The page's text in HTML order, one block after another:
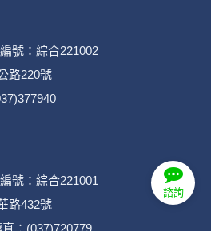
體帳號、網路平台申請之帳
可辨識資料本人者等)。
含但不限於金融機構帳戶之
限、個人之其他號碼或帳戶
辨識者(包含但不限於身分證
諮詢
號：綜合221002
路220號
號：綜合221001
路432號
：(037)720779